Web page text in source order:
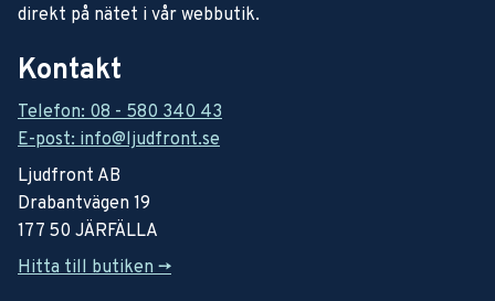
direkt på nätet i vår webbutik.
Kontakt
Telefon: 08 - 580 340 43
E-post: info@ljudfront.se
Ljudfront AB
Drabantvägen 19
177 50 JÄRFÄLLA
Hitta till butiken ->